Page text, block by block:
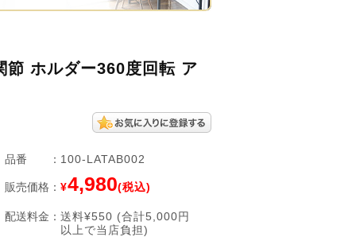
節 ホルダー360度回転 ア
品番 ： 100-LATAB002
販売価格 ： ¥4,980(税込)
配送料金 ： 送料¥550 (合計5,000円
以上で当店負担)